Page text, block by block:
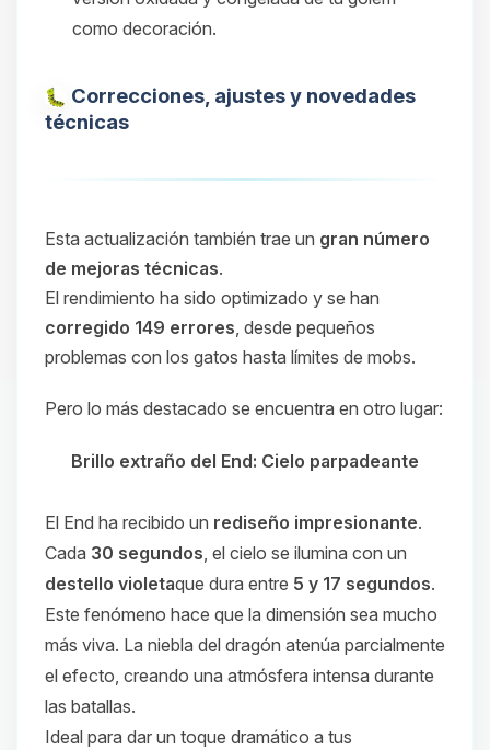
como decoración.
Correcciones, ajustes y novedades
técnicas
Esta actualización también trae un gran número
de mejoras técnicas.
El rendimiento ha sido optimizado y se han
corregido 149 errores, desde pequeños
problemas con los gatos hasta límites de mobs.
Pero lo más destacado se encuentra en otro lugar:
Brillo extraño del End: Cielo parpadeante
El End ha recibido un rediseño impresionante.
Cada 30 segundos, el cielo se ilumina con un
destello violetaque dura entre 5 y 17 segundos.
Este fenómeno hace que la dimensión sea mucho
más viva. La niebla del dragón atenúa parcialmente
el efecto, creando una atmósfera intensa durante
las batallas.
Ideal para dar un toque dramático a tus